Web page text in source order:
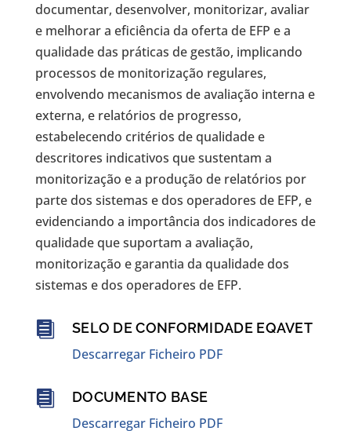
documentar, desenvolver, monitorizar, avaliar
e melhorar a eficiência da oferta de EFP e a
qualidade das práticas de gestão, implicando
processos de monitorização regulares,
envolvendo mecanismos de avaliação interna e
externa, e relatórios de progresso,
estabelecendo critérios de qualidade e
descritores indicativos que sustentam a
monitorização e a produção de relatórios por
parte dos sistemas e dos operadores de EFP, e
evidenciando a importância dos indicadores de
qualidade que suportam a avaliação,
monitorização e garantia da qualidade dos
sistemas e dos operadores de EFP.
 SELO DE CONFORMIDADE EQAVET
Descarregar Ficheiro PDF
 DOCUMENTO BASE
Descarregar Ficheiro PDF